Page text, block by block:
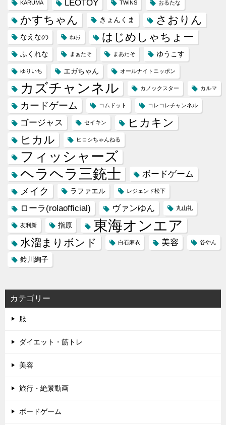
KARUMA LEOTOY TWINS おるたな
かすちゃん きょんくま さおりん
なえなの ねお はじめしゃちょー
ふくれな まぁたそ まあたそ ゆうこす
ゆりいち エガちゃん オールナイトニッポン
カズチャンネル カノックスター カルマ
カードゲーム コムドット コレコレチャンネル
ゴージャス セイキン
ヒカキン
ヒカル
ヒロシちゃんねる
フィッシャーズ
ヘラヘラ三銃士 ボードゲーム
メイク ラファエル レジェンド松下
ローラ(rolaofficial) ヴァンゆん 丸山礼
友利新 指原 東海オンエア
水溜まりボンド 白石麻衣 美容 谷やん
鈴川絢子
カテゴリー
服
ダイエット・筋トレ
美容
旅行・絶景動画
ボードゲーム